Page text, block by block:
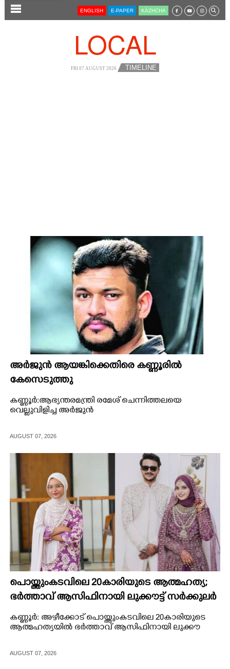
SECTIONS
CINEMA
OPINION
SPIRITUAL
CARTOONS
LITERATURE
ZOOM
CONTACT US
ENGLISH E-PAPER KĀZHCHA
LOCAL
FRI 07 AUGUST 2026 TIMELINE
അർജുൻ ആയങ്കിക്കെതിരെ കണ്ണൂരിൽ
കേസെടുത്തു
കണ്ണൂർ:ആഭ്യന്തരമന്ത്രി രമേശ് ചെന്നിത്തലയെ
വെല്ലുവിളിച്ച അർജുൻ
AUGUST 07, 2026
പൊയ്ത്തുംകടവിലെ 20കാരിയുടെ ആത്മഹത്യ;
ഭർത്താവ് ആസിഫിനായി ലുക്കൗട്ട് സർക്കുലർ
കണ്ണൂർ: അഴീക്കോട് പൊയ്ത്തുംകടവിലെ 20കാരിയുടെ
ആത്മഹത്യയിൽ ഭർത്താവ് ആസിഫിനായി ലുക്കൗ
AUGUST 07, 2026